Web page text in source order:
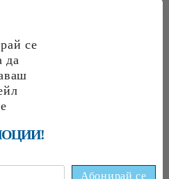
се
да